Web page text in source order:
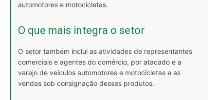
automotores e motocicletas.
O que mais integra o setor
O setor também inclui as atividades de representantes
comerciais e agentes do comércio, por atacado e a
varejo de veículos automotores e motocicletas e as
vendas sob consignação desses produtos.